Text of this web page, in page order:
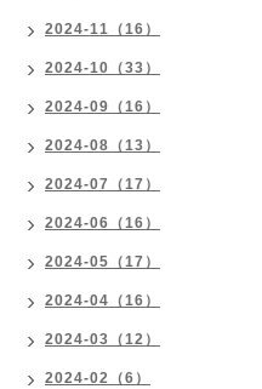
2024-11（16）
2024-10（33）
2024-09（16）
2024-08（13）
2024-07（17）
2024-06（16）
2024-05（17）
2024-04（16）
2024-03（12）
2024-02（6）